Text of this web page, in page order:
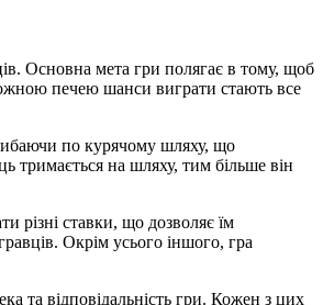
Основна мета гри полягає в тому, щоб
печею шанси виграти стають все
по курячому шляху, що
тримається на шляху, тим більше він
різні ставки, що дозволяє їм
Окрім усього іншого, гра
та відповідальність гри. Кожен з цих